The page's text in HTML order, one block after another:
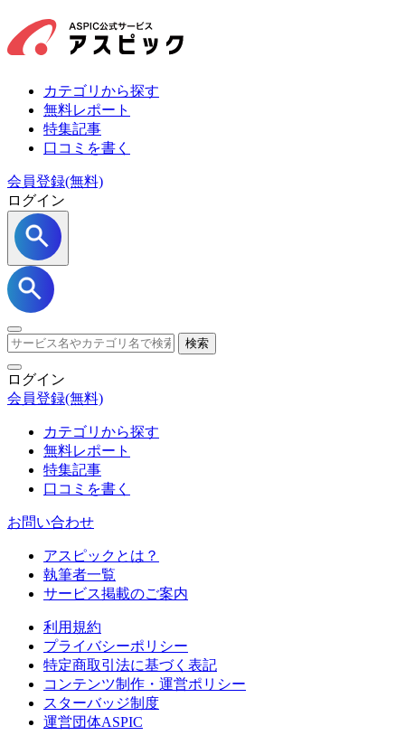
カテゴリから探す
無料レポート
特集記事
口コミを書く
会員登録(無料)
ログイン
検索
ログイン
会員登録(無料)
カテゴリから探す
無料レポート
特集記事
口コミを書く
お問い合わせ
アスピックとは？
執筆者一覧
サービス掲載のご案内
利用規約
プライバシーポリシー
特定商取引法に基づく表記
コンテンツ制作・運営ポリシー
スターバッジ制度
運営団体ASPIC